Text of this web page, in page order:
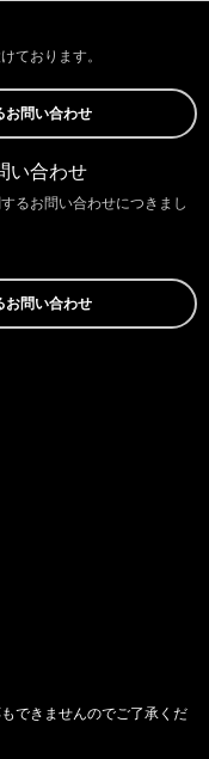
ております。
お問い合わせ
い合わせ
るお問い合わせにつきまし
お問い合わせ
できませんのでご了承くだ